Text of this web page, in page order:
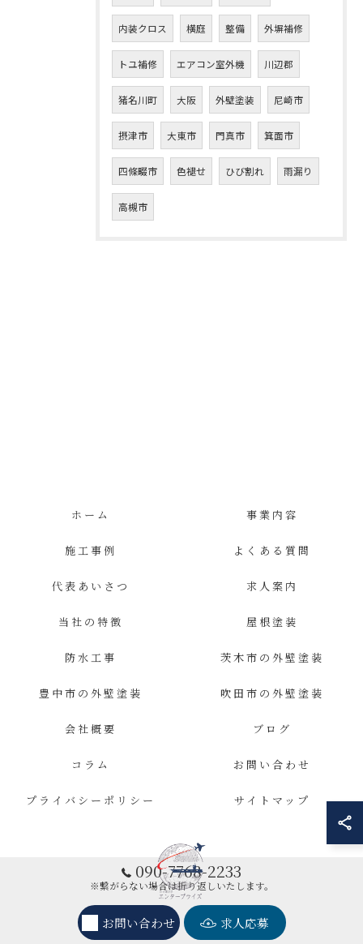
内装クロス 横庭 整備 外塀補修
トユ補修 エアコン室外機 川辺郡
猪名川町 大阪 外壁塗装 尼崎市
摂津市 大東市 門真市 箕面市
四條畷市 色褪せ ひび割れ 雨漏り
高槻市
090-7768-2233
※繋がらない場合は折り返しいたします。
お問い合わせ 求人応募
ホーム 事業内容
施工事例 よくある質問
代表あいさつ 求人案内
当社の特徴 屋根塗装
防水工事 茨木市の外壁塗装
豊中市の外壁塗装 吹田市の外壁塗装
会社概要 ブログ
コラム お問い合わせ
プライバシーポリシー サイトマップ
© 2026 大阪の外壁塗装ならエンタープライズ ALL RIGHTS RESERVED.